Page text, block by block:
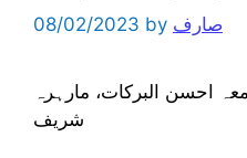
08/02/2023 by صارف
احسن البرکات، مارہرہ
شریف